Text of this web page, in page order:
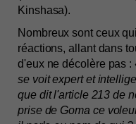
Kinshasa).
Nombreux sont ceux
réactions, allant dans
d'eux ne décolère pas :
se voit expert et
que dit l'article 213 de
prise de Goma ce